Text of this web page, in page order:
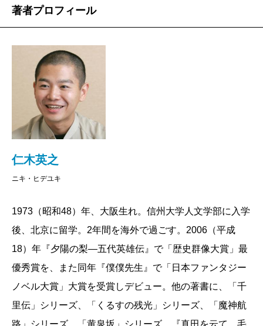
著者プロフィール
仁木英之
ニキ・ヒデユキ
1973（昭和48）年、大阪生れ。信州大学人文学部に入学
後、北京に留学。2年間を海外で過ごす。2006（平成
18）年『夕陽の梨―五代英雄伝』で「歴史群像大賞」最
優秀賞を、また同年『僕僕先生』で「日本ファンタジー
ノベル大賞」大賞を受賞しデビュー。他の著書に、「千
里伝」シリーズ、「くるすの残光」シリーズ、「魔神航
路」シリーズ、「黄泉坂」シリーズ、『真田を云て、毛